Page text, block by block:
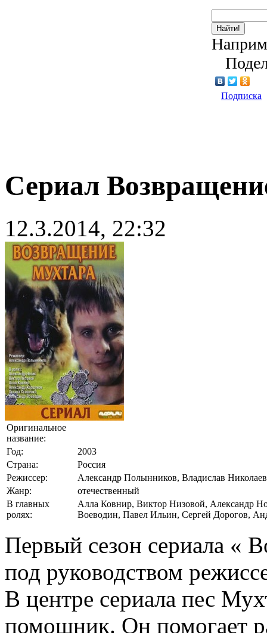
Найти!
Подписка
Сериал
12.3.2014, 22:32
Оригинальное
название:
Год:
2003
Страна:
Россия
Режиссер:
Александр Полынников, Владислав Николаев
Жанр:
отечественный
В главных
ролях:
Алла Ковнир, Виктор Низовой, Александр
Воеводин, Павел Ильин, Сергей Дорогов,
Первый сезон сериала «
под руководством
В центре сериала пес
помощник. Он помогает